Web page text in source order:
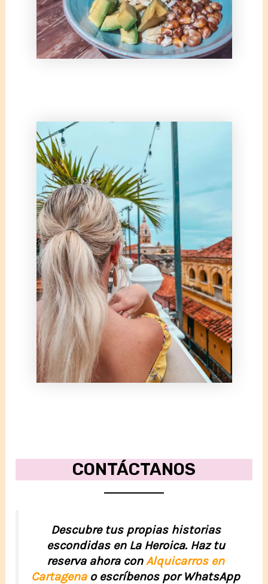
CONTÁCTANOS
Descubre tus propias historias
escondidas en La Heroica. Haz tu
reserva ahora conAlquicarros en
Cartagenao escríbenos por WhatsApp